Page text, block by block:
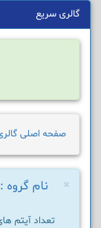
گالری سریع
صفحه اصلی
× نام
تعداد آیتم